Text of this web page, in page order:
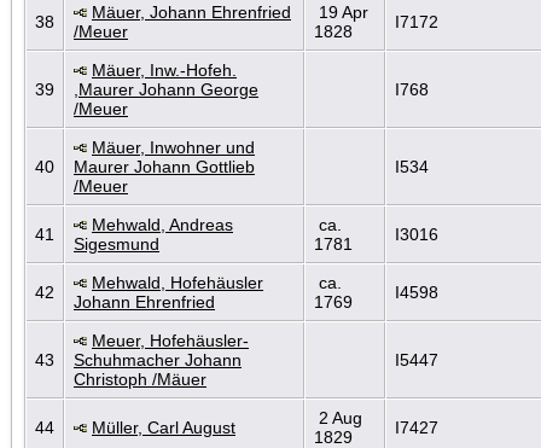
38
Mäuer, Johann Ehrenfried
/Meuer
19 Apr
1828
I7172
39
Mäuer, Inw.-Hofeh.
,Maurer Johann George
/Meuer
I768
40
Mäuer, Inwohner und
Maurer Johann Gottlieb
/Meuer
I534
41
Mehwald, Andreas
Sigesmund
ca.
1781
I3016
42
Mehwald, Hofehäusler
Johann Ehrenfried
ca.
1769
I4598
43
Meuer, Hofehäusler-
Schuhmacher Johann
Christoph /Mäuer
I5447
44 Müller, Carl August
2 Aug
1829
I7427